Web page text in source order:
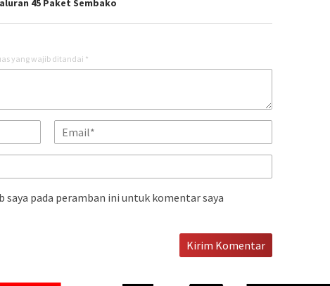
45 Paket Sembako
yang wajib ditandai *
saya pada peramban ini untuk komentar saya